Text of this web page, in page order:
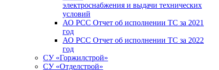
электроснабжения и выдачи технических
условий
АО РСС Отчет об исполнении ТС за 2021
год
АО РСС Отчет об исполнении ТС за 2022
год
СУ «Горжилстрой»
СУ «Отделстрой»